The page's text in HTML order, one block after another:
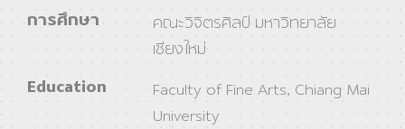
การศึกษา
คณะวิจิตรศิลป์ มหาวิทยาลัย
เชียงใหม่
Education
Faculty of Fine Arts, Chiang Mai
University